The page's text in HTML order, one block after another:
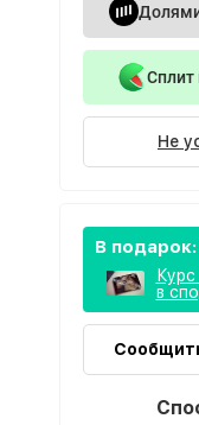
Сплит
Не
В подарок:
в